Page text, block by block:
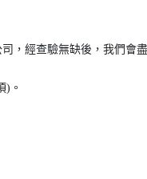
，經查驗無缺後，我們會
)。